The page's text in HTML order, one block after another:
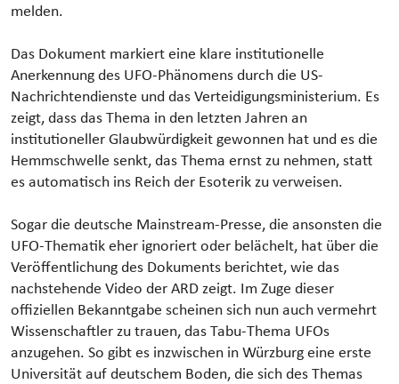
melden.
Das Dokument markiert eine klare institutionelle
Anerkennung des UFO-Phänomens durch die US-
Nachrichtendienste und das Verteidigungsministerium. Es
zeigt, dass das Thema in den letzten Jahren an
institutioneller Glaubwürdigkeit gewonnen hat und es die
Hemmschwelle senkt, das Thema ernst zu nehmen, statt
es automatisch ins Reich der Esoterik zu verweisen.
Sogar die deutsche Mainstream-Presse, die ansonsten die
UFO-Thematik eher ignoriert oder belächelt, hat über die
Veröffentlichung des Dokuments berichtet, wie das
nachstehende Video der ARD zeigt. Im Zuge dieser
offiziellen Bekanntgabe scheinen sich nun auch vermehrt
Wissenschaftler zu trauen, das Tabu-Thema UFOs
anzugehen. So gibt es inzwischen in Würzburg eine erste
Universität auf deutschem Boden, die sich des Themas